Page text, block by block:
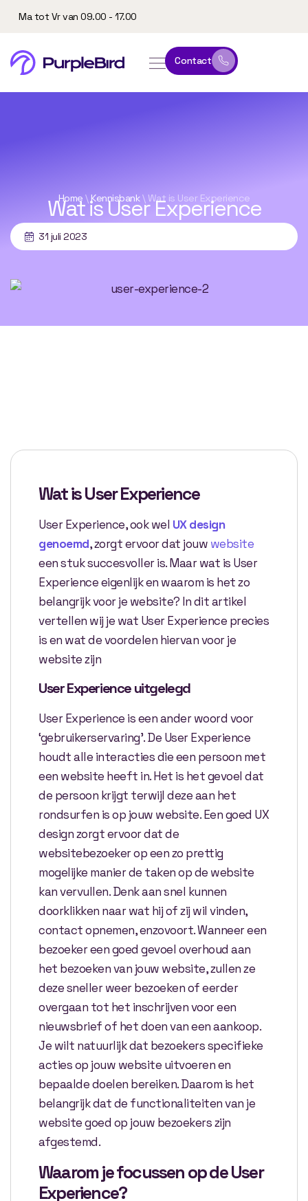
Ma tot Vr van 09.00 - 17.00
Contact
Home \Kennisbank\ Wat is User Experience
Wat is User Experience
31 juli 2023
Wat is User Experience
User Experience, ook wel UX design
genoemd, zorgt ervoor dat jouw website
een stuk succesvoller is. Maar wat is User
Experience eigenlijk en waarom is het zo
belangrijk voor je website? In dit artikel
vertellen wij je wat User Experience precies
is en wat de voordelen hiervan voor je
website zijn
User Experience uitgelegd
User Experience is een ander woord voor
‘gebruikerservaring’. De User Experience
houdt alle interacties die een persoon met
een website heeft in. Het is het gevoel dat
de persoon krijgt terwijl deze aan het
rondsurfen is op jouw website. Een goed UX
design zorgt ervoor dat de
websitebezoeker op een zo prettig
mogelijke manier de taken op de website
kan vervullen. Denk aan snel kunnen
doorklikken naar wat hij of zij wil vinden,
contact opnemen, enzovoort. Wanneer een
bezoeker een goed gevoel overhoud aan
het bezoeken van jouw website, zullen ze
deze sneller weer bezoeken of eerder
overgaan tot het inschrijven voor een
nieuwsbrief of het doen van een aankoop.
Je wilt natuurlijk dat bezoekers specifieke
acties op jouw website uitvoeren en
bepaalde doelen bereiken. Daarom is het
belangrijk dat de functionaliteiten van je
website goed op jouw bezoekers zijn
afgestemd.
Waarom je focussen op de User
Experience?